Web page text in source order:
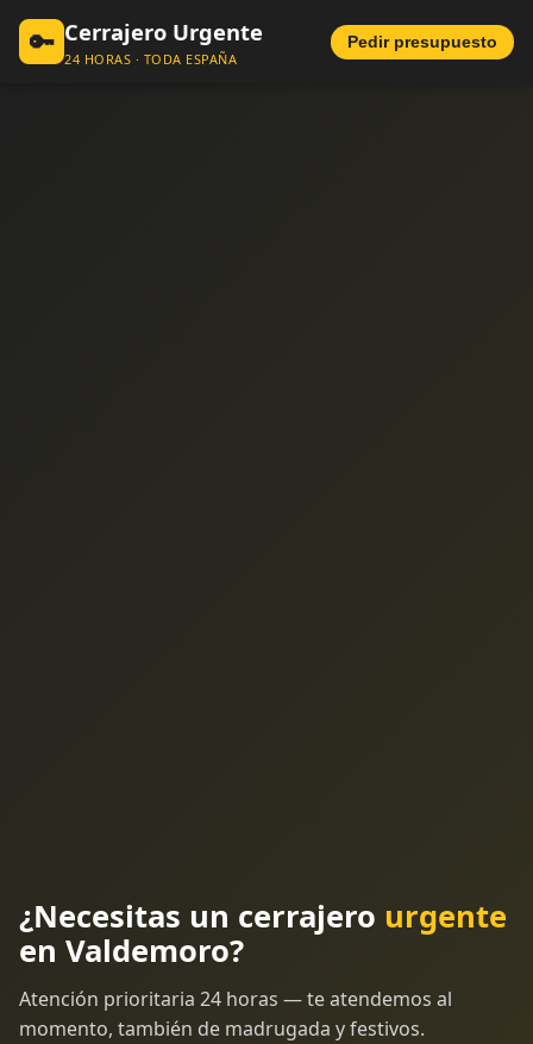
🔑 Cerrajero Urgente
24 HORAS · TODA ESPAÑA
Pedir presupuesto
¿Necesitas un cerrajero urgente
en Valdemoro?
Atención prioritaria 24 horas — te atendemos al
momento, también de madrugada y festivos.